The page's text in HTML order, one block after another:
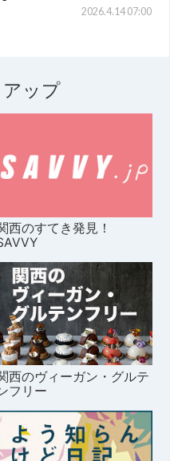
2026.4.14 07:00
ップ
西のすてき発見！
西のヴィーガン・グルテ
フリー